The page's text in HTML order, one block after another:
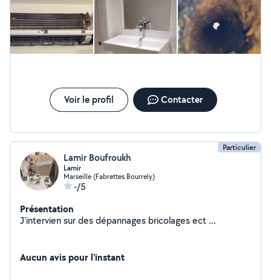
des petits travaux en maintenance ou dépannage dans
le même domaine et également dans celui du bricolage.
N'hésitez pas !! A très bientôt
Voir le profil Contacter
Particulier
Lamir Boufroukh
Lamir
Marseille (Fabrettes Bourrely)
-/5
Présentation
J'intervien sur des dépannages bricolages ect ...
Aucun avis pour l'instant